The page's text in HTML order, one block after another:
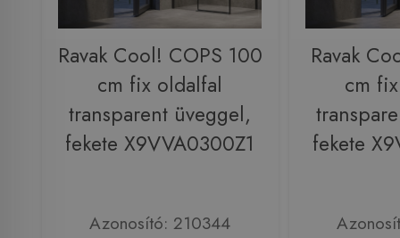
Ravak Cool! COPS 100
cm fix oldalfal
transparent üveggel,
fekete X9VVA0300Z1
Azonosító: 210344
Ravak
cm
fekete